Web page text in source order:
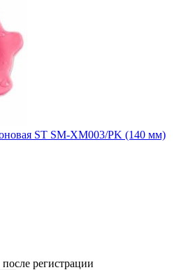
ST SM-XM003/PK (140 мм)
регистрации